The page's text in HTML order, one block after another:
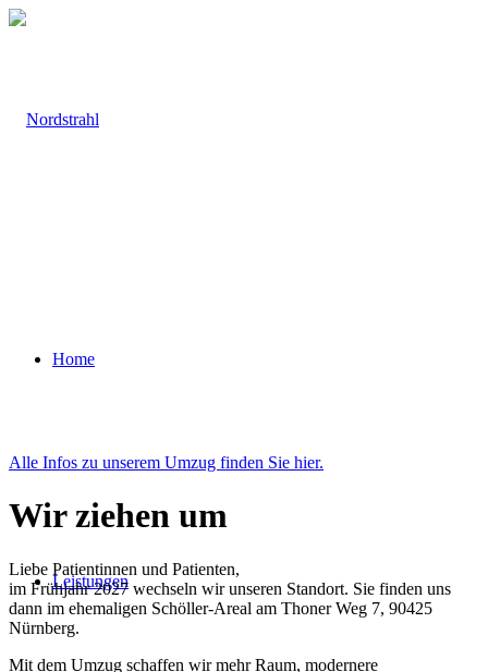
Home
Leistungen
Alle Infos zu unserem Umzug finden Sie hier.
Wir ziehen um
Liebe Patientinnen und Patienten,
im Frühjahr 2027 wechseln wir unseren Standort. Sie finden uns
dann im ehemaligen Schöller-Areal am Thoner Weg 7, 90425
Nürnberg.
Mit dem Umzug schaffen wir mehr Raum, modernere